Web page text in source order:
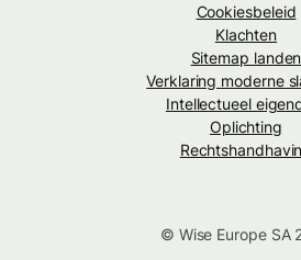
Cookiesbeleid
Klachten
Sitemap landen
Verklaring moderne
Intellectueel
Oplichting
© Wise Europe SA